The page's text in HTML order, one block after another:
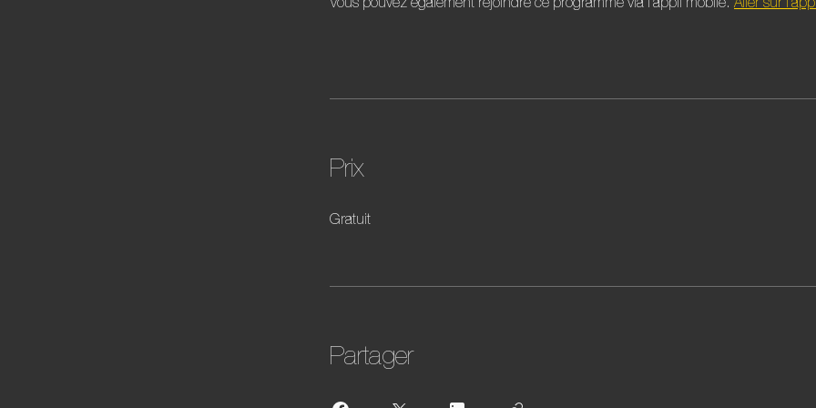
Vous pouvez également rejoindre ce programme via l'appli mobile. Aller sur
Prix
Gratuit
Partager